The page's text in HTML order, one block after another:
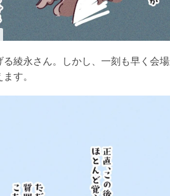
る綾永さん。しかし、一刻も早く会
す。